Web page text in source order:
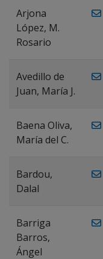
Arjona
López, M.
Rosario
Avedillo de
Juan, María J.
Baena Oliva,
María del C.
Bardou,
Dalal
Barriga
Barros,
Ángel